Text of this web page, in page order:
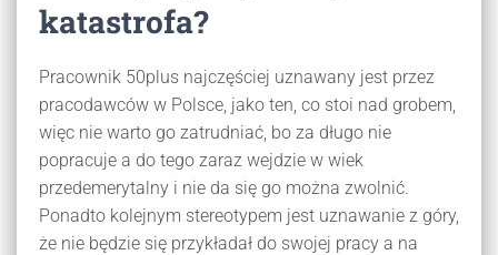
katastrofa?
Pracownik 50plus najczęściej uznawany jest przez
pracodawców w Polsce, jako ten, co stoi nad grobem,
więc nie warto go zatrudniać, bo za długo nie
popracuje a do tego zaraz wejdzie w wiek
przedemerytalny i nie da się go można zwolnić.
Ponadto kolejnym stereotypem jest uznawanie z góry,
że nie będzie się przykładał do swojej pracy a na